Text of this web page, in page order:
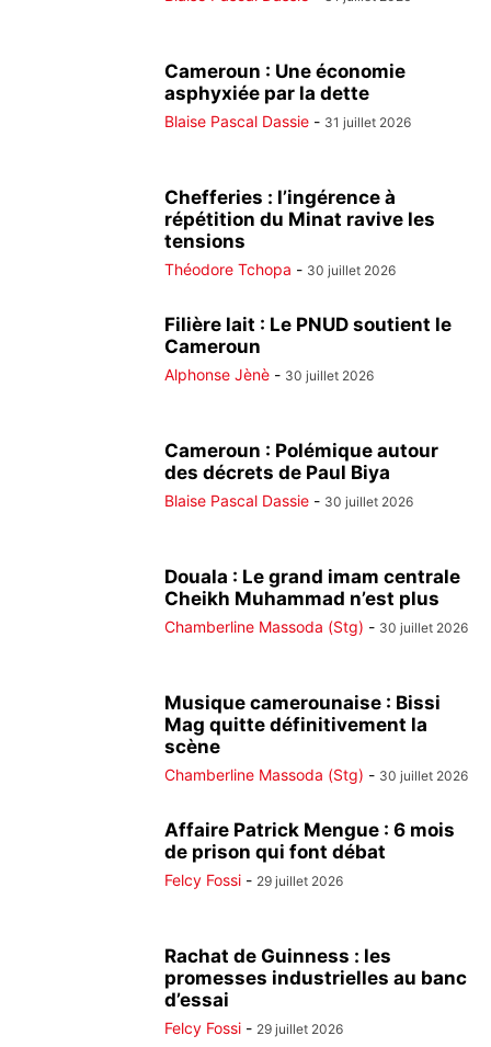
Cameroun : Une économie
asphyxiée par la dette
Blaise Pascal Dassie - 31 juillet 2026
Chefferies : l’ingérence à
répétition du Minat ravive les
tensions
Théodore Tchopa - 30 juillet 2026
Filière lait : Le PNUD soutient le
Cameroun
Alphonse Jènè - 30 juillet 2026
Cameroun : Polémique autour
des décrets de Paul Biya
Blaise Pascal Dassie - 30 juillet 2026
Douala : Le grand imam centrale
Cheikh Muhammad n’est plus
Chamberline Massoda (Stg) - 30 juillet 2026
Musique camerounaise : Bissi
Mag quitte définitivement la
scène
Chamberline Massoda (Stg) - 30 juillet 2026
Affaire Patrick Mengue : 6 mois
de prison qui font débat
Felcy Fossi - 29 juillet 2026
Rachat de Guinness : les
promesses industrielles au banc
d’essai
Felcy Fossi - 29 juillet 2026